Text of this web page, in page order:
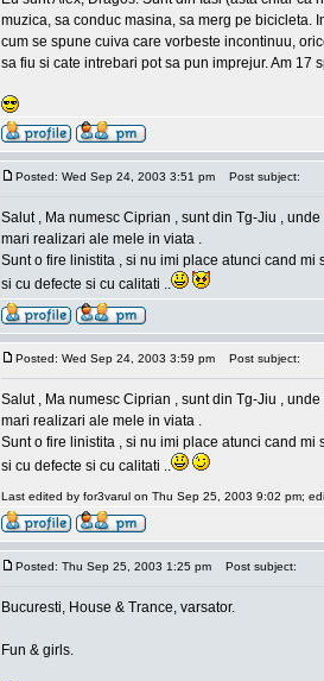
muzica, sa conduc masina, sa merg pe bicicleta.
cum se spune cuiva care vorbeste incontinuu,
sa fiu si cate intrebari pot sa pun imprejur. Am 17
Posted: Wed Sep 24, 2003 3:51 pm Post subject:
Salut , Ma numesc Ciprian , sunt din Tg-Jiu ,
mari realizari ale mele in viata .
Sunt o fire linistita , si nu imi place atunci cand
si cu defecte si cu calitati ..
Posted: Wed Sep 24, 2003 3:59 pm Post subject:
Salut , Ma numesc Ciprian , sunt din Tg-Jiu ,
mari realizari ale mele in viata .
Sunt o fire linistita , si nu imi place atunci cand
si cu defecte si cu calitati ..
Last edited by for3varul on Thu Sep 25, 2003 9:02 pm;
Posted: Thu Sep 25, 2003 1:25 pm Post subject:
Bucuresti, House & Trance, varsator.
Fun & girls.